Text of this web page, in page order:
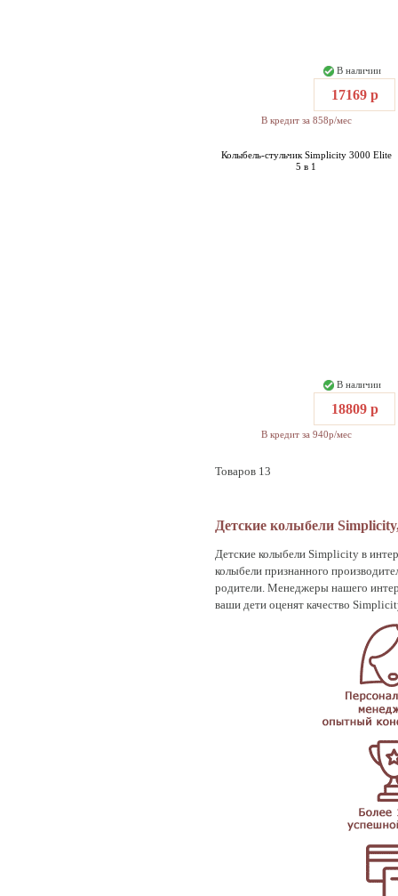
В наличии
17169 р
В кредит за 858р/мес
Колыбель-стульчик Simplicity 3000 Elite
5 в 1
В наличии
18809 р
В кредит за 940р/мес
Товаров 13
Детские колыбели
Детские колыбели Simplicity в
колыбели признанного
родители. Менеджеры нашего
ваши дети оценят качество